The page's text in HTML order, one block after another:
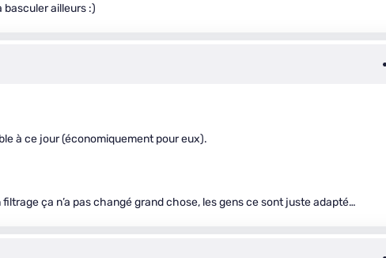
basculer ailleurs :)
à ce jour (économiquement pour eux).
ça n’a pas changé grand chose, les gens ce sont juste adapté…